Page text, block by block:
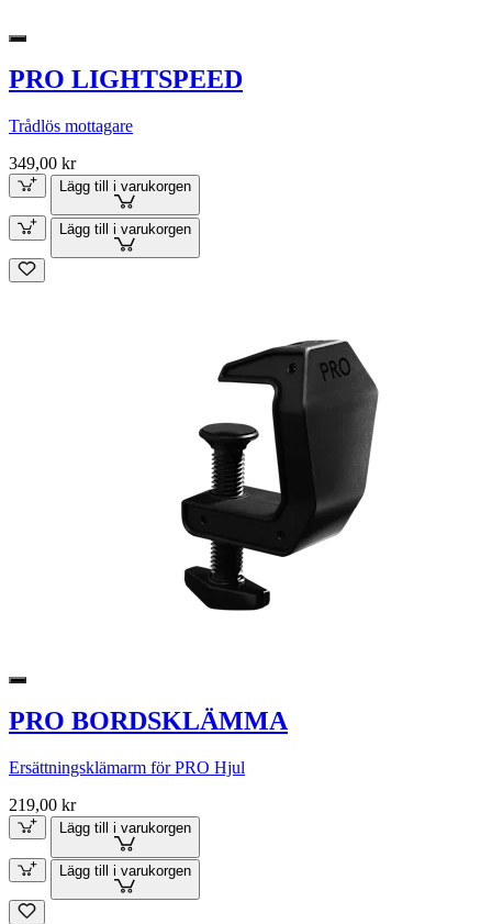
PRO LIGHTSPEED
Trådlös mottagare
349,00 kr
Lägg till i varukorgen
Lägg till i varukorgen
PRO BORDSKLÄMMA
Ersättningsklämarm för PRO Hjul
219,00 kr
Lägg till i varukorgen
Lägg till i varukorgen